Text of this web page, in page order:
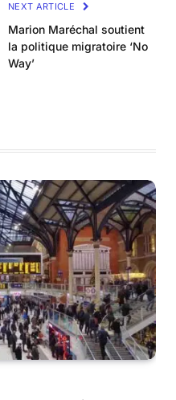
NEXT ARTICLE
Marion Maréchal soutient
la politique migratoire ‘No
Way’